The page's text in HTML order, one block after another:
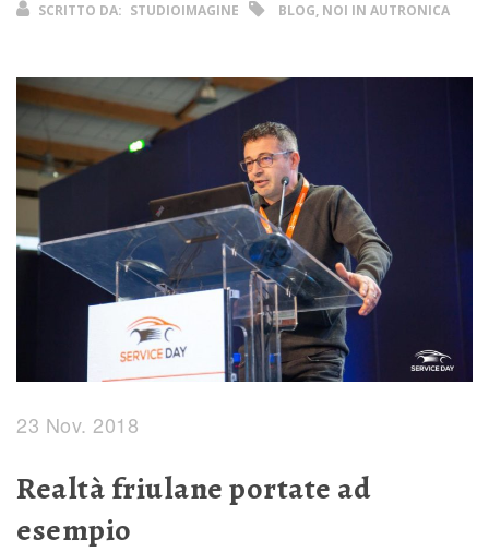
SCRITTO DA: STUDIOIMAGINE BLOG, NOI IN AUTRONICA
23 Nov. 2018
Realtà friulane portate ad
esempio